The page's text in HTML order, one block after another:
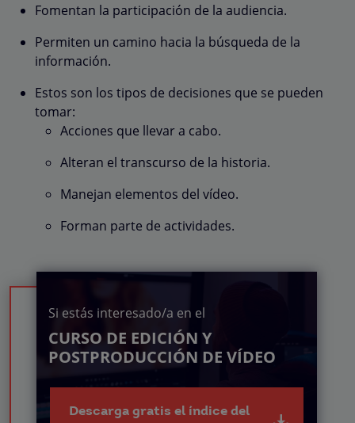
Fomentan la participación de la audiencia.
Permiten un camino hacia la búsqueda de la
información.
Estos son los tipos de decisiones que se pueden
tomar:
Acciones que llevar a cabo.
Alteran el transcurso de la historia.
Manejan elementos del vídeo.
Forman parte de actividades.
Si estás interesado/a en el
CURSO DE EDICIÓN Y
POSTPRODUCCIÓN DE VÍDEO
Descarga gratis el índice del